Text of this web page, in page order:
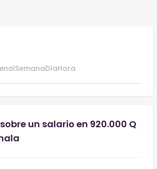
SemanaDíaHora
un salario en 920.000 Q